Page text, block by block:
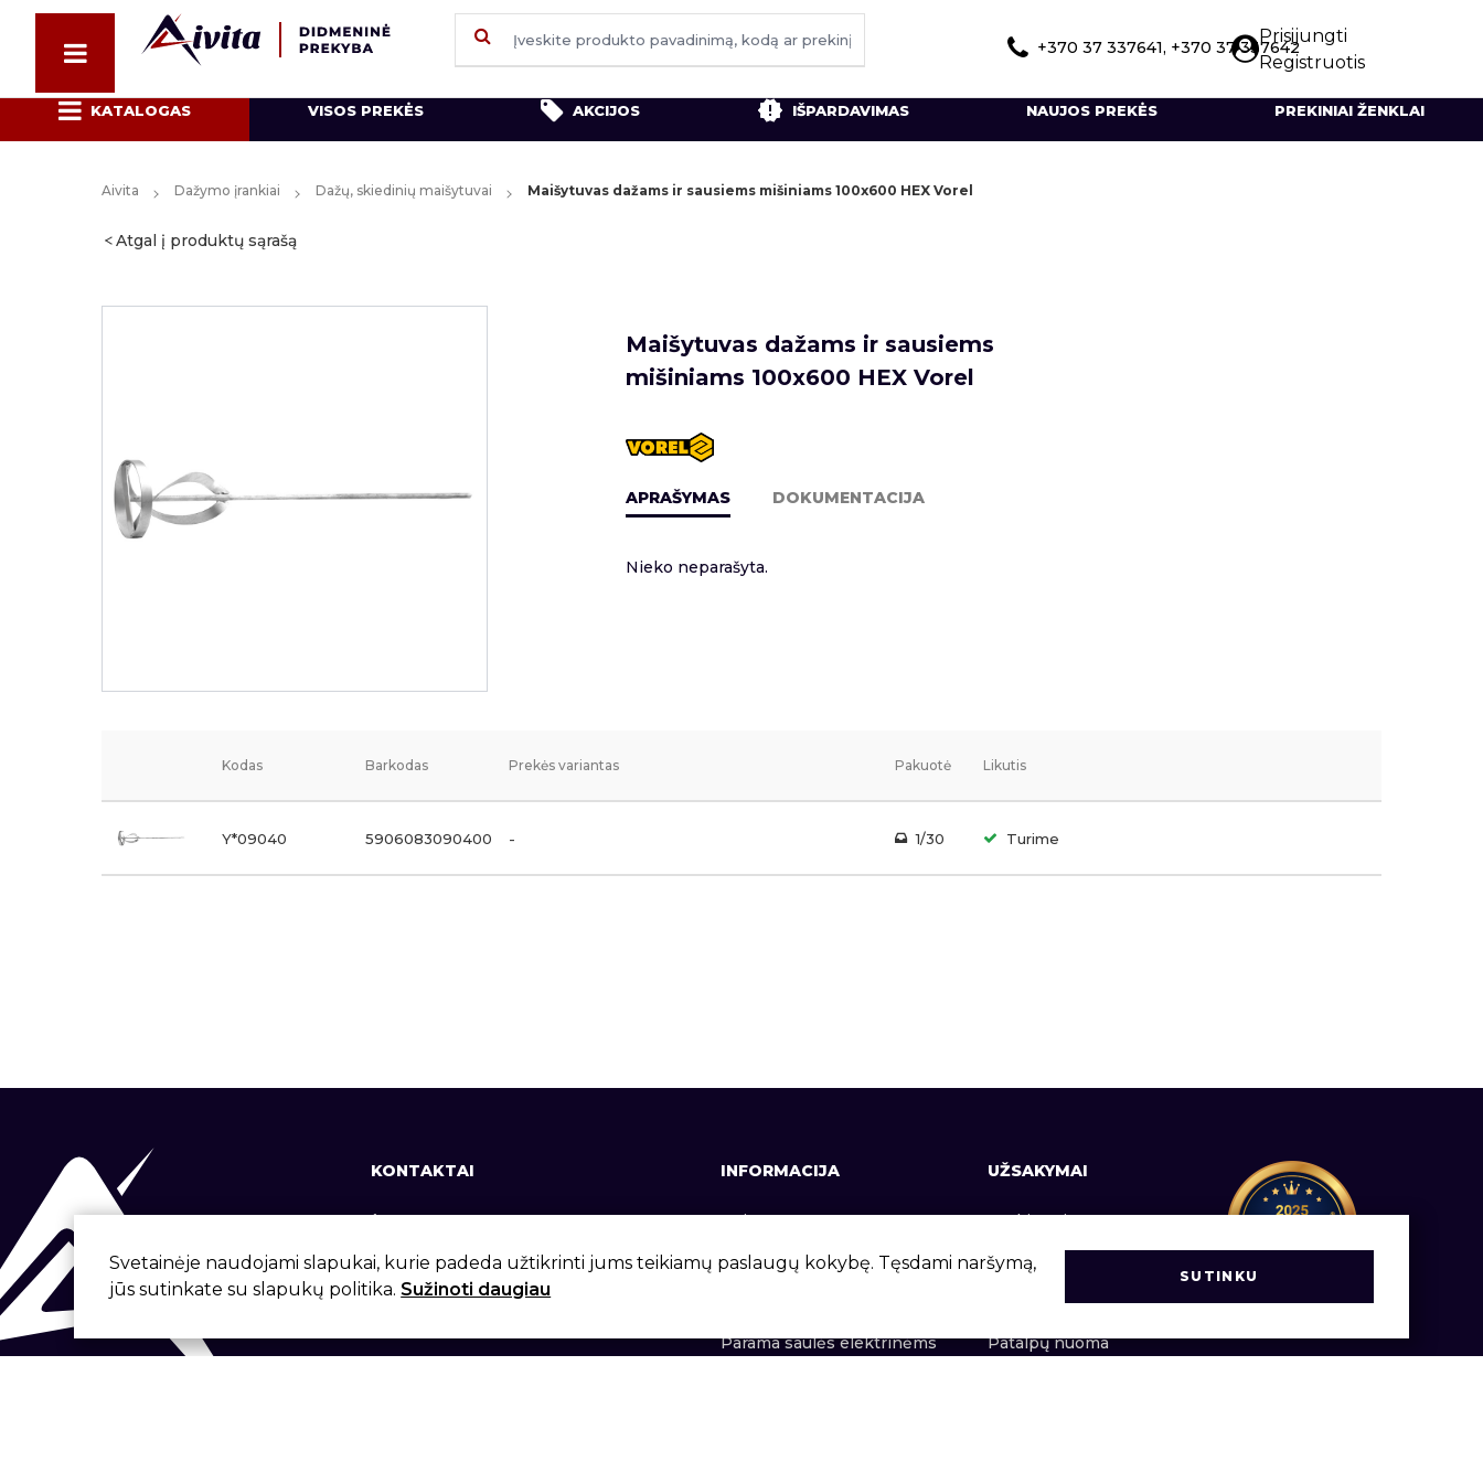
Prisijungti
Registruotis
+370 37 337641, +370 37 337642
KATALOGAS VISOS PREKĖS AKCIJOS IŠPARDAVIMAS NAUJOS PREKĖS PREKINIAI ŽENKLAI
Aivita Dažymo įrankiai Dažų, skiedinių maišytuvai Maišytuvas dažams ir sausiems mišiniams 100x600 HEX Vorel
Atgal į produktų sąrašą
Maišytuvas dažams ir sausiems
mišiniams 100x600 HEX Vorel
APRAŠYMAS DOKUMENTACIJA
Nieko neparašyta.
Kodas Barkodas Prekės variantas Pakuotė Likutis
Y*09040 5906083090400 - 1/30 Turime
KONTAKTAI
+370 37 337641, +370 37 337642
info@aivita.lt
Svirbygalos g. 6, Kaunas, LT-46281
INFORMACIJA
Apie mus
Kontaktai
Parama saulės elektrinėms
UŽSAKYMAI
Prekių pristatymas
Informacija vartotojams
Užsakymų vadovas
Patalpų nuoma
Svetainėje naudojami slapukai, kurie padeda užtikrinti jums teikiamų paslaugų kokybę. Tęsdami naršymą,
jūs sutinkate su slapukų politika. Sužinoti daugiau
SUTINKU